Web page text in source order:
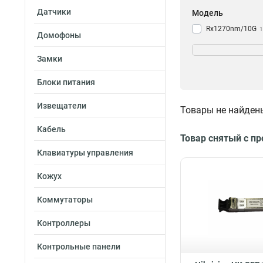
Датчики
Домофоны
Замки
Блоки питания
Извещатели
Кабель
Клавиатуры управления
Кожух
Коммутаторы
Контроллеры
Контрольные панели
Модель
Rx1270nm/10G 1
Tx1330nm/10G 1
Rx1330nm/10G 1
TX1550nm/
RX1310nm/125G
Товары не
Товар снятый с